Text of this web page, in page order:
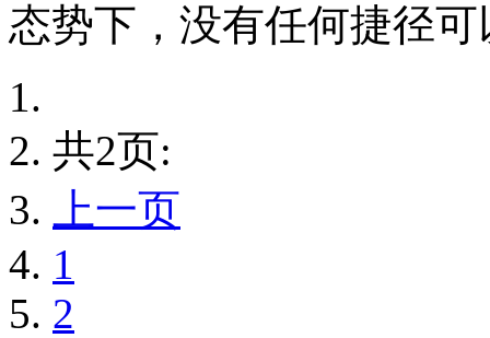
态势下，没有任何捷径可
共2页:
上一页
1
2